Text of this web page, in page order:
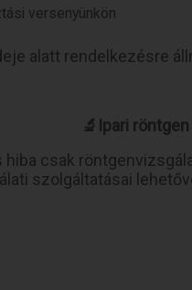
versenyünkön
alatt rendelkezésre
🔬Ipari
csak
szolgáltatásai